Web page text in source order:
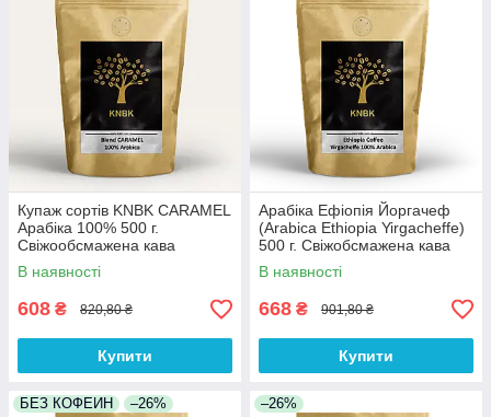
Купаж сортів KNBK CARAMEL
Арабіка 100% 500 г.
Свіжообсмажена кава
В наявності
608 ₴ 820,80 ₴
Купити
Арабіка Ефіопія Йоргачеф
(Arabica Ethiopia Yirgacheffe)
500 г. Свіжобсмажена кава
В наявності
668 ₴ 901,80 ₴
Купити
БЕЗ КОФЕИН –26% –26%